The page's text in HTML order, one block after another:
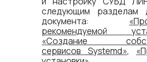
следующим разделам
документа:
рекомендуемой
«Создание
сервисов Systemd»,